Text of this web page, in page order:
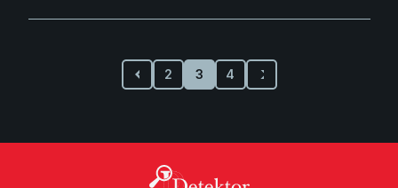
2 3 4